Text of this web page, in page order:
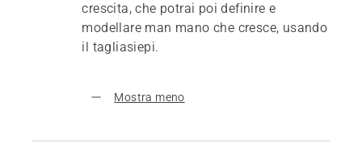
crescita, che potrai poi definire e
modellare man mano che cresce, usando
il tagliasiepi.
Mostra meno